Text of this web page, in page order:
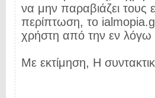
να μην παραβιάζει τους
περίπτωση, το ialmopia.gr
χρήστη από την εν λόγω
Με εκτίμηση, Η